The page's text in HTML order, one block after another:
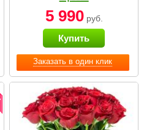
Заказать в один клик
5 990руб.
Купить